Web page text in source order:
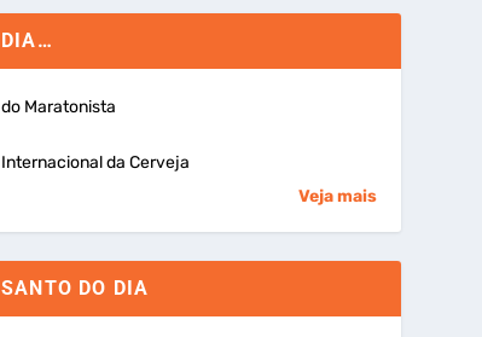
DIA…
do Maratonista
Internacional da Cerveja
Veja mais
SANTO DO DIA